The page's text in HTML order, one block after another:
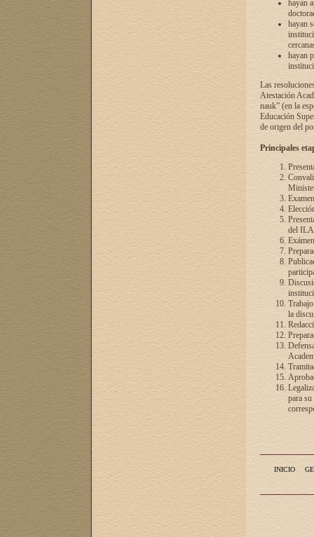
hayan
hayan
hayan
Las
Atestación
nauk” (en la
Educación
de origen del
Principales
del
la
para
INICIO